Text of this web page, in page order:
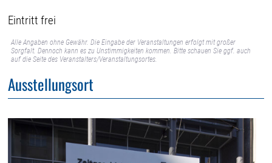
Eintritt frei
Alle Angaben ohne Gewähr. Die Eingabe der Veranstaltungen erfolgt mit großer
Sorgfalt. Dennoch kann es zu Unstimmigkeiten kommen. Bitte schauen Sie ggf. auch
auf die Seite des Veranstalters/Veranstaltungsortes.
Ausstellungsort